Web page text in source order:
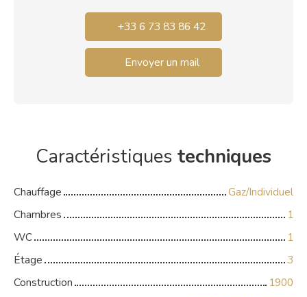
+33 6 73 83 86 42
Envoyer un mail
Caractéristiques techniques
Chauffage
Gaz/Individuel
Chambres
1
WC
1
Étage
3
Construction
1900